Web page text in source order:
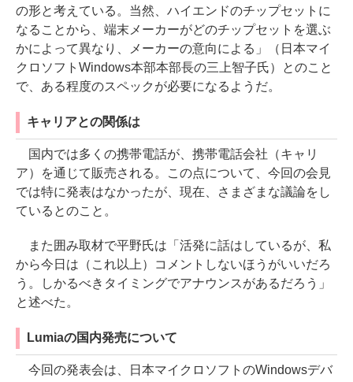
の形と考えている。当然、ハイエンドのチップセットに
なることから、端末メーカーがどのチップセットを選ぶ
かによって異なり、メーカーの意向による」（日本マイ
クロソフトWindows本部本部長の三上智子氏）とのこと
で、ある程度のスペックが必要になるようだ。
キャリアとの関係は
国内では多くの携帯電話が、携帯電話会社（キャリ
ア）を通じて販売される。この点について、今回の会見
では特に発表はなかったが、現在、さまざまな議論をし
ているとのこと。
また囲み取材で平野氏は「活発に話はしているが、私
から今日は（これ以上）コメントしないほうがいいだろ
う。しかるべきタイミングでアナウンスがあるだろう」
と述べた。
Lumiaの国内発売について
今回の発表会は、日本マイクロソフトのWindowsデバ